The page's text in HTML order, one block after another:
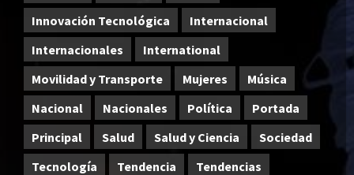
Innovación Tecnológica
Internacional
Internacionales
International
Movilidad y Transporte
Mujeres
Música
Nacional
Nacionales Política
Portada
Principal
Salud Salud y Ciencia
Sociedad
Tecnología
Tendencia
Tendencias